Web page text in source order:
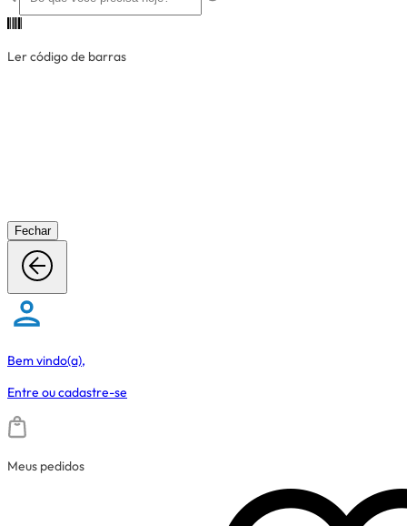
Ler código de barras
Fechar
Bem vindo(a),
Entre oucadastre-se
Meus pedidos